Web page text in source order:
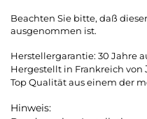
Beachten Sie bitte, daß
ausgenommen ist.
Herstellergarantie: 30 Jahre
Hergestellt in Frankreich von
Top Qualität aus einem der
Hinweis: